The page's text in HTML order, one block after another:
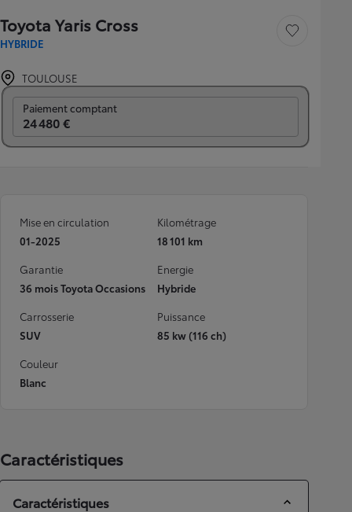
Toyota Yaris Cross
HYBRIDE
Sauvegarder le
TOULOUSE
Paiement comptant
24 480 €
Mise en circulation
01-2025
Kilométrage
18 101 km
Garantie
36 mois Toyota Occasions
Energie
Hybride
Carrosserie
SUV
Puissance
85 kw (116 ch)
Couleur
Blanc
Caractéristiques
Caractéristiques